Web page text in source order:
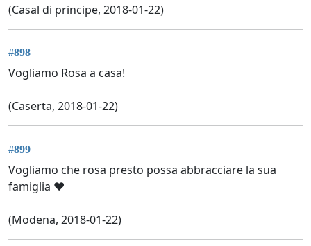
(Casal di principe, 2018-01-22)
#898
Vogliamo Rosa a casa!
(Caserta, 2018-01-22)
#899
Vogliamo che rosa presto possa abbracciare la sua
famiglia ❤
(Modena, 2018-01-22)